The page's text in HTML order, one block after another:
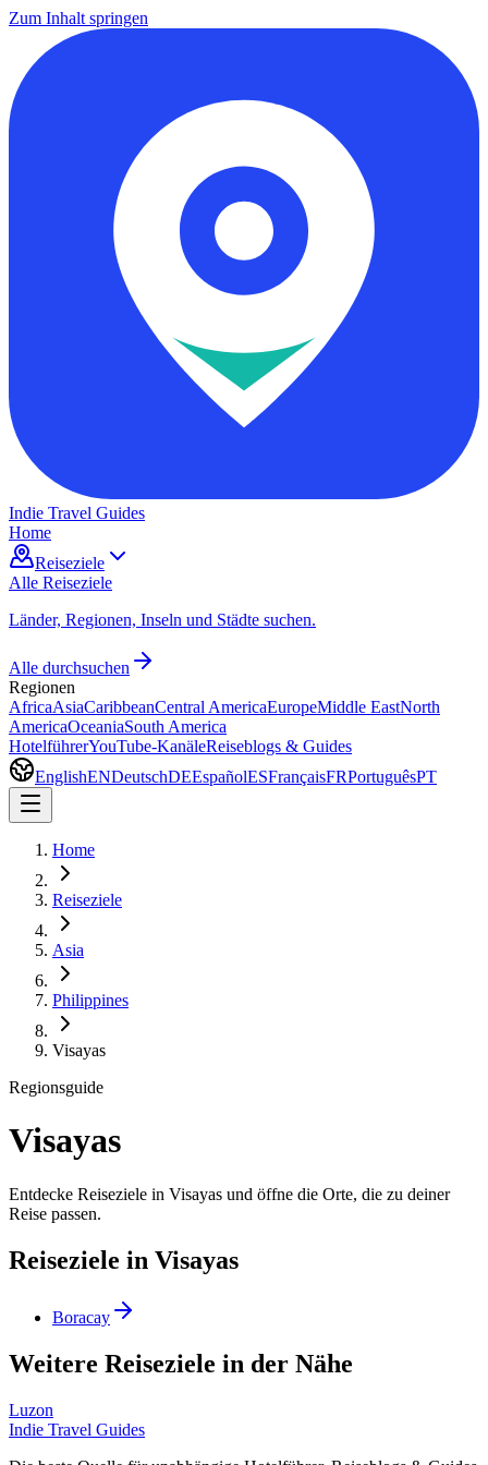
Zum Inhalt springen
Indie Travel Guides
Home
Reiseziele
Alle Reiseziele
Länder, Regionen, Inseln und Städte suchen.
Alle durchsuchen
Regionen
AfricaAsiaCaribbeanCentral AmericaEuropeMiddle EastNorth
AmericaOceaniaSouth America
HotelführerYouTube-KanäleReiseblogs & Guides
EnglishENDeutschDEEspañolESFrançaisFRPortuguêsPT
Home
Reiseziele
Asia
Philippines
Visayas
Regionsguide
Visayas
Entdecke Reiseziele in Visayas und öffne die Orte, die zu deiner
Reise passen.
Reiseziele in Visayas
Boracay
Weitere Reiseziele in der Nähe
Luzon
Indie Travel Guides